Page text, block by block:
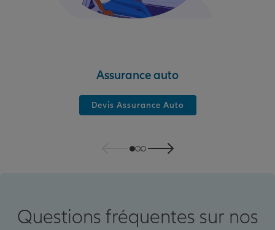
Assurance auto
Devis Assurance Auto
Questions fréquentes sur nos